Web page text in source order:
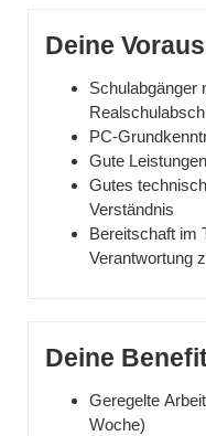
Deine
Schulabgänger
PC-
Gute
Gutes
Verständnis
Bereitschaft im
Verantwortung
Deine
Geregelte
Woche)